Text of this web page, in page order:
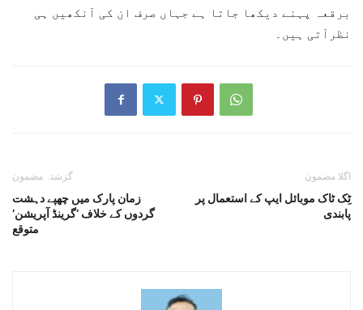
برقعہ پہنے دیکھا جاتا ہے جہاں صرف ان کی آنکھیں ہی
نظرآتی ہیں۔
گزشتہ مضمون
زمان پارک میں چھپے دہشت
گردوں کے خلاف ‘گرینڈ آپریشن’
متوقع
اگلا مضمون
ٹِک ٹاک موبائل ایپ کے استعمال پر
پابندی